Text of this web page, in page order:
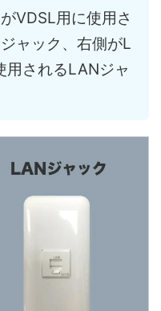
VDSL用に使用さ
ャック、右側がL
用されるLANジャ